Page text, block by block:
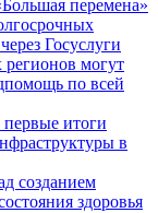
перемена»
Госуслуги
могут
по всей
первые итоги
в
созданием
здоровья